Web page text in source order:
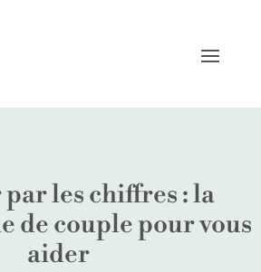
par les chiffres : la
de couple pour vous
aider